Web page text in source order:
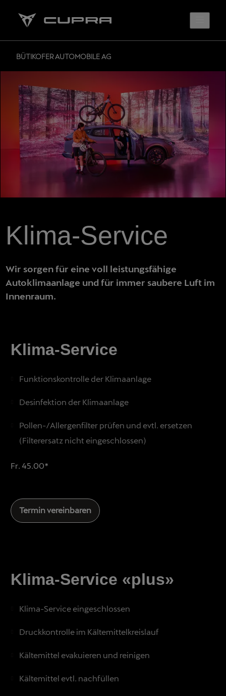
BÜTIKOFER AUTOMOBILE AG
Klima-Service
Wir sorgen für eine voll leistungsfähige
Autoklimaanlage und für immer saubere Luft im
Innenraum.
Klima-Service
Funktionskontrolle der Klimaanlage
Desinfektion der Klimaanlage
Pollen-/Allergenfilter prüfen und evtl. ersetzen
(Filterersatz nicht eingeschlossen)
Fr. 45.00*
Termin vereinbaren
Klima-Service «plus»
Klima-Service eingeschlossen
Druckkontrolle im Kältemittelkreislauf
Kältemittel evakuieren und reinigen
Kältemittel evtl. nachfüllen